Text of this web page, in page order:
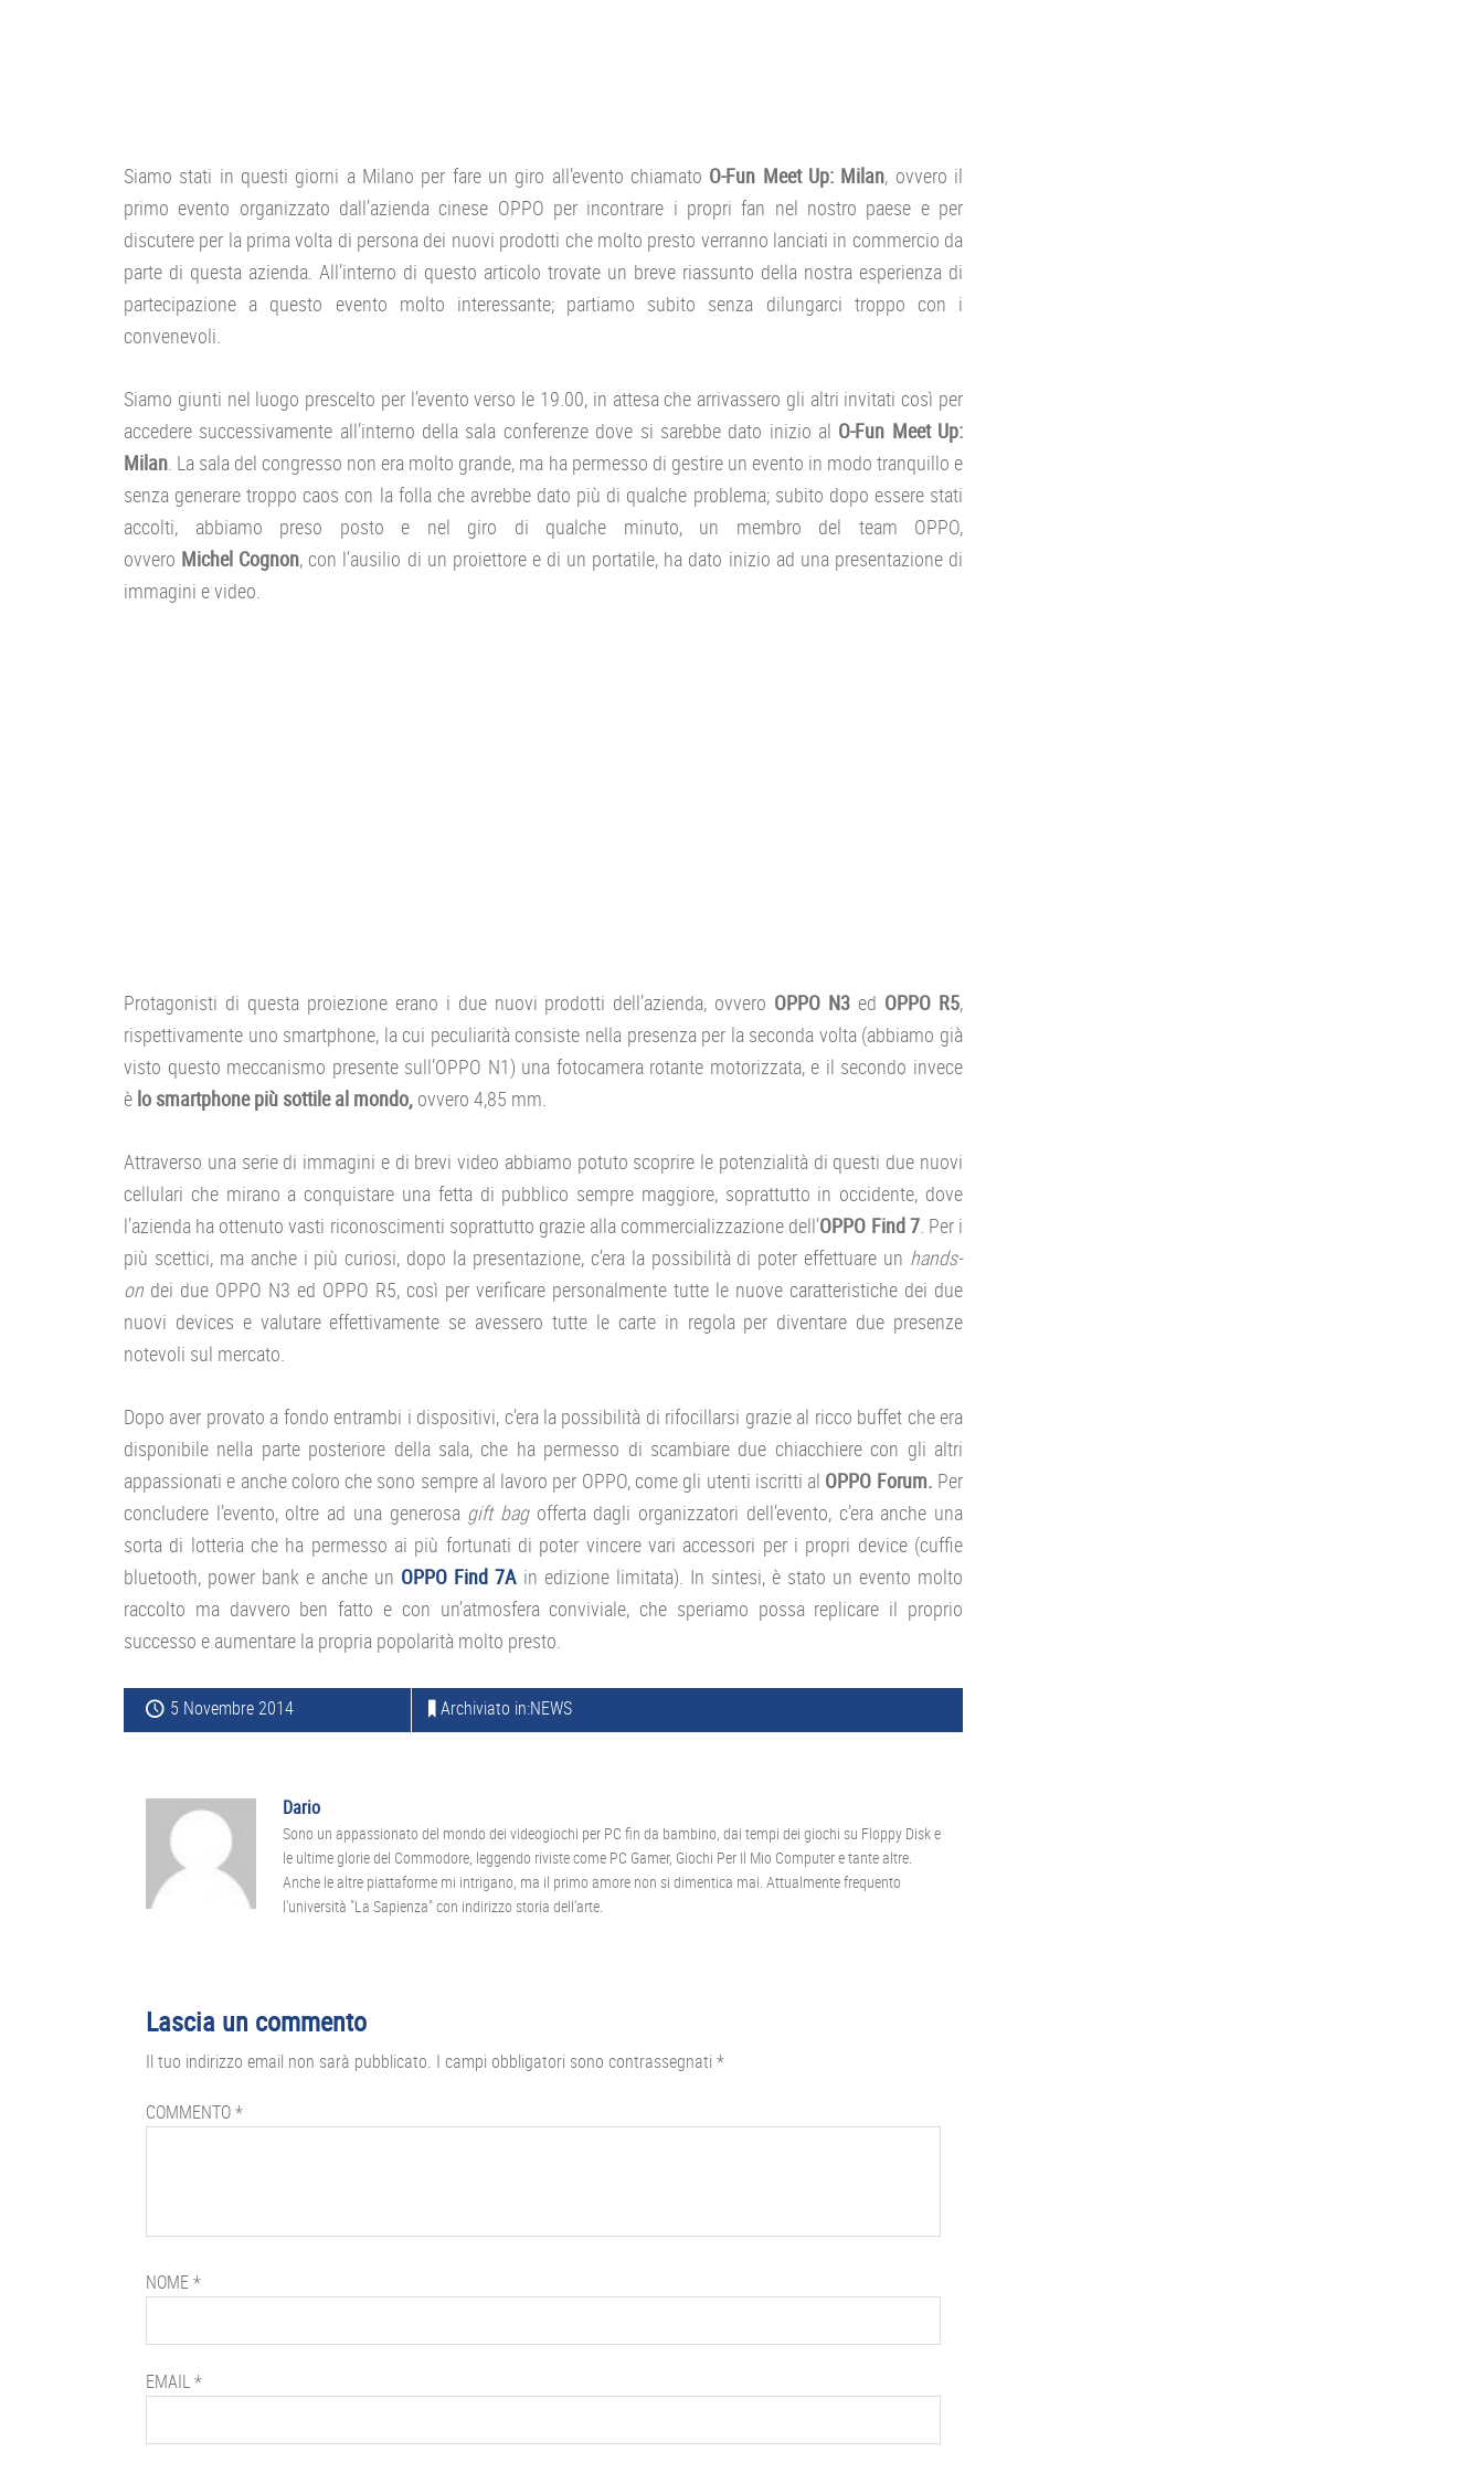
Siamo stati in questi giorni a Milano per fare un giro all’evento chiamato O-Fun Meet Up: Milan, ovvero il
primo evento organizzato dall’azienda cinese OPPO per incontrare i propri fan nel nostro paese e per
discutere per la prima volta di persona dei nuovi prodotti che molto presto verranno lanciati in commercio da
parte di questa azienda. All’interno di questo articolo trovate un breve riassunto della nostra esperienza di
partecipazione a questo evento molto interessante; partiamo subito senza dilungarci troppo con i
convenevoli.
Siamo giunti nel luogo prescelto per l’evento verso le 19.00, in attesa che arrivassero gli altri invitati così per
accedere successivamente all’interno della sala conferenze dove si sarebbe dato inizio al O-Fun Meet Up:
Milan. La sala del congresso non era molto grande, ma ha permesso di gestire un evento in modo tranquillo e
senza generare troppo caos con la folla che avrebbe dato più di qualche problema; subito dopo essere stati
accolti, abbiamo preso posto e nel giro di qualche minuto, un membro del team OPPO,
ovvero Michel Cognon, con l’ausilio di un proiettore e di un portatile, ha dato inizio ad una presentazione di
immagini e video.
Protagonisti di questa proiezione erano i due nuovi prodotti dell’azienda, ovvero OPPO N3 ed OPPO R5,
rispettivamente uno smartphone, la cui peculiarità consiste nella presenza per la seconda volta (abbiamo già
visto questo meccanismo presente sull’OPPO N1) una fotocamera rotante motorizzata, e il secondo invece
è lo smartphone più sottile al mondo, ovvero 4,85 mm.
Attraverso una serie di immagini e di brevi video abbiamo potuto scoprire le potenzialità di questi due nuovi
cellulari che mirano a conquistare una fetta di pubblico sempre maggiore, soprattutto in occidente, dove
l’azienda ha ottenuto vasti riconoscimenti soprattutto grazie alla commercializzazione dell’OPPO Find 7. Per i
più scettici, ma anche i più curiosi, dopo la presentazione, c’era la possibilità di poter effettuare un hands-
on dei due OPPO N3 ed OPPO R5, così per verificare personalmente tutte le nuove caratteristiche dei due
nuovi devices e valutare effettivamente se avessero tutte le carte in regola per diventare due presenze
notevoli sul mercato.
Dopo aver provato a fondo entrambi i dispositivi, c’era la possibilità di rifocillarsi grazie al ricco buffet che era
disponibile nella parte posteriore della sala, che ha permesso di scambiare due chiacchiere con gli altri
appassionati e anche coloro che sono sempre al lavoro per OPPO, come gli utenti iscritti al OPPO Forum. Per
concludere l’evento, oltre ad una generosa gift bag offerta dagli organizzatori dell’evento, c’era anche una
sorta di lotteria che ha permesso ai più fortunati di poter vincere vari accessori per i propri device (cuffie
bluetooth, power bank e anche un OPPO Find 7A in edizione limitata). In sintesi, è stato un evento molto
raccolto ma davvero ben fatto e con un’atmosfera conviviale, che speriamo possa replicare il proprio
successo e aumentare la propria popolarità molto presto.
5 Novembre 2014 Archiviato in:NEWS
Dario
Sono un appassionato del mondo dei videogiochi per PC fin da bambino, dai tempi dei giochi su Floppy Disk e
le ultime glorie del Commodore, leggendo riviste come PC Gamer, Giochi Per Il Mio Computer e tante altre.
Anche le altre piattaforme mi intrigano, ma il primo amore non si dimentica mai. Attualmente frequento
l'università "La Sapienza" con indirizzo storia dell'arte.
Interazioni
del
lettore
Lascia un commento
Il tuo indirizzo email non sarà pubblicato. I campi obbligatori sono contrassegnati *
COMMENTO*
NOME*
EMAIL*